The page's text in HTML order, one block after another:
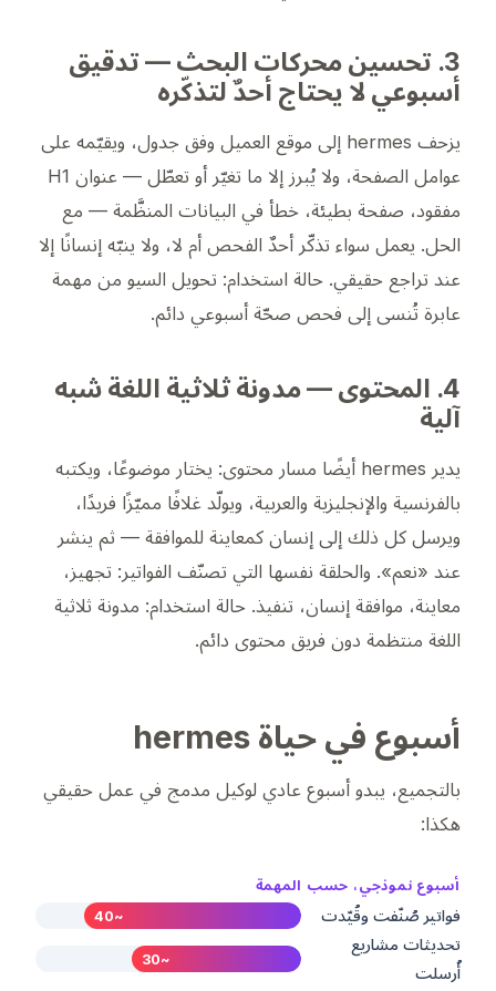
3. تحسين محركات البحث — تدقيق
أسبوعي لا يحتاج أحدٌ لتذكّره
يزحف hermes إلى موقع العميل وفق جدول، ويقيّمه على
عوامل الصفحة، ولا يُبرز إلا ما تغيّر أو تعطّل — عنوان H1
مفقود، صفحة بطيئة، خطأ في البيانات المنظَّمة — مع
الحل. يعمل سواء تذكّر أحدٌ الفحص أم لا، ولا ينبّه إنسانًا إلا
عند تراجع حقيقي. حالة استخدام: تحويل السيو من مهمة
عابرة تُنسى إلى فحص صحّة أسبوعي دائم.
4. المحتوى — مدونة ثلاثية اللغة شبه
آلية
يدير hermes أيضًا مسار محتوى: يختار موضوعًا، ويكتبه
بالفرنسية والإنجليزية والعربية، ويولّد غلافًا مميّزًا فريدًا،
ويرسل كل ذلك إلى إنسان كمعاينة للموافقة — ثم ينشر
عند «نعم». والحلقة نفسها التي تصنّف الفواتير: تجهيز،
معاينة، موافقة إنسان، تنفيذ. حالة استخدام: مدونة ثلاثية
اللغة منتظمة دون فريق محتوى دائم.
أسبوع في حياة hermes
بالتجميع، يبدو أسبوع عادي لوكيل مدمج في عمل حقيقي
هكذا:
أسبوع نموذجي، حسب المهمة
فواتير صُنّفت وقُيّدت ~40
تحديثات مشاريع
أُرسلت
~30